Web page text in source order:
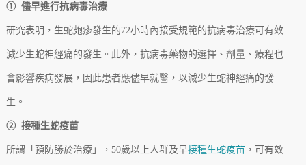
① 儘早進行抗病毒治療
研究表明，生蛇皰疹發生的72小時內接受規範的抗病毒治療可有效
減少生蛇神經痛的發生。此外，抗病毒藥物的選擇、劑量、療程也
會影響疾病發展，因此患者應儘早就醫，以減少生蛇神經痛的發
生。
② 接種生蛇疫苗
所謂「預防勝於治療」，50歲以上人群及早接種生蛇疫苗，可有效